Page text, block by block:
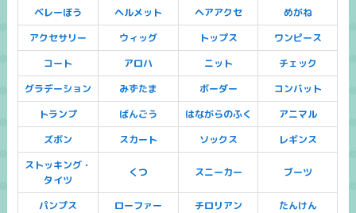
ベレーぼう
ヘルメット ヘアアクセ
めがね
アクセサリー
ウィッグ トップス
ワンピース
コート
アロハ ニット
チェック
グラデーション
みずたま ボーダー
コンバット
トランプ
ばんごう はながらのふく
アニマル
ズボン
スカート ソックス
レギンス
ストッキング・
タイツ
くつ スニーカー ブーツ
パンプス ローファー チロリアン
たんけん